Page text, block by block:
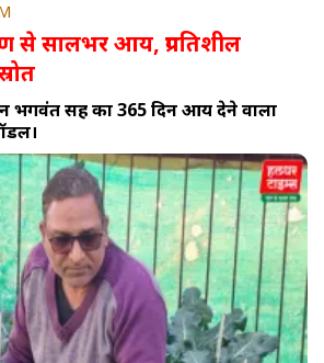
से सालभर आय, प्रगतिशील
भगवंत सिंह का 365 दिन आय देने वाला